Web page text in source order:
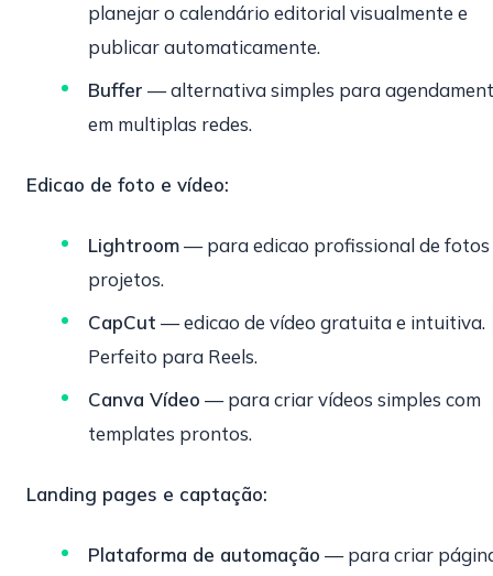
planejar o calendário editorial visualmente e
publicar automaticamente.
Buffer — alternativa simples para
em multiplas redes.
Edicao de foto e vídeo:
Lightroom— para edicao profissional de fotos
projetos.
CapCut — edicao de vídeo gratuita e intuitiva.
Perfeito para Reels.
Canva Vídeo — para criar vídeos simples com
templates prontos.
Landing pages e captação:
Plataforma de automação — para criar